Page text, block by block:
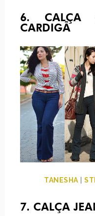
6. CALÇA
CARDIGÃ
TANESHA |
7. CALÇA